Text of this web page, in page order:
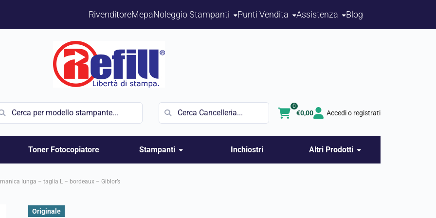
RivenditoreMepaNoleggio Stampanti Punti Vendita Assistenza Blog
€0,00
0
Accedi o registrati
Toner Fotocopiatore Stampanti Inchiostri Altri Prodotti
lunga – taglia L – bordeaux – Giblor’s
Originale